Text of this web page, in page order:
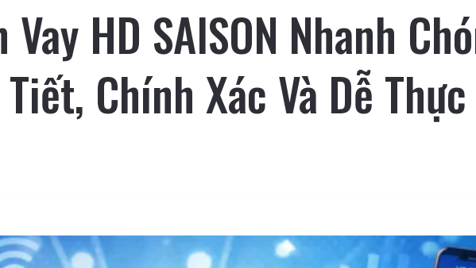
HD SAISON Nhanh
Chính Xác Và Dễ